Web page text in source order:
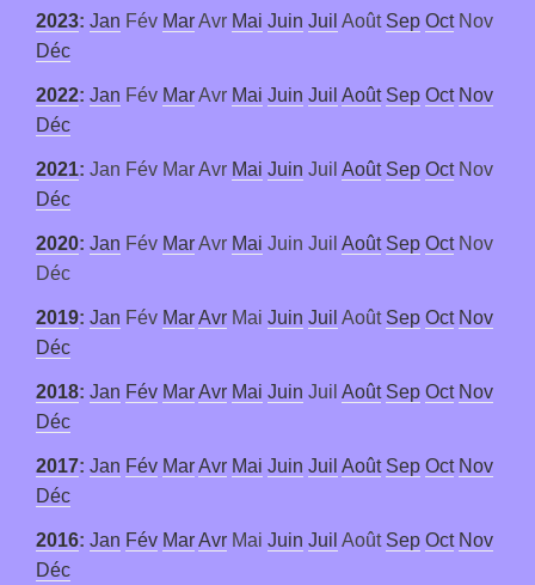
2023: Jan Fév MarAvr Mai Juin Juil Août Sep Oct Nov
Déc
2022: Jan Fév MarAvr Mai Juin Juil Août Sep Oct Nov
Déc
2021: Jan Fév MarAvr Mai Juin Juil Août Sep Oct Nov
Déc
2020: Jan Fév MarAvr Mai Juin Juil Août Sep Oct Nov
Déc
2019: Jan Fév MarAvr Mai Juin Juil Août Sep Oct Nov
Déc
2018: Jan Fév MarAvr Mai Juin Juil Août Sep Oct Nov
Déc
2017: Jan Fév MarAvr Mai Juin Juil Août Sep Oct Nov
Déc
2016: Jan Fév MarAvr Mai Juin Juil Août Sep Oct Nov
Déc